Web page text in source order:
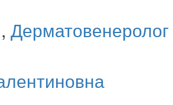
, Дерматовенеролог